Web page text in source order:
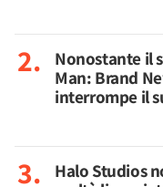
Nonostante il
Man: Brand
interrompe il
Halo Studios